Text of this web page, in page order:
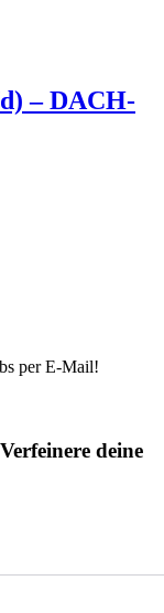
– DACH-
per E-Mail!
deine